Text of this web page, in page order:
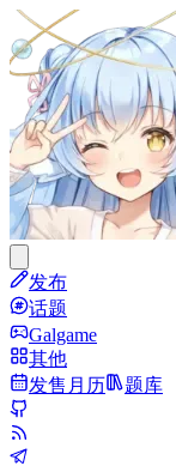
发布
话题
Galgame
其他
发售月历
题库